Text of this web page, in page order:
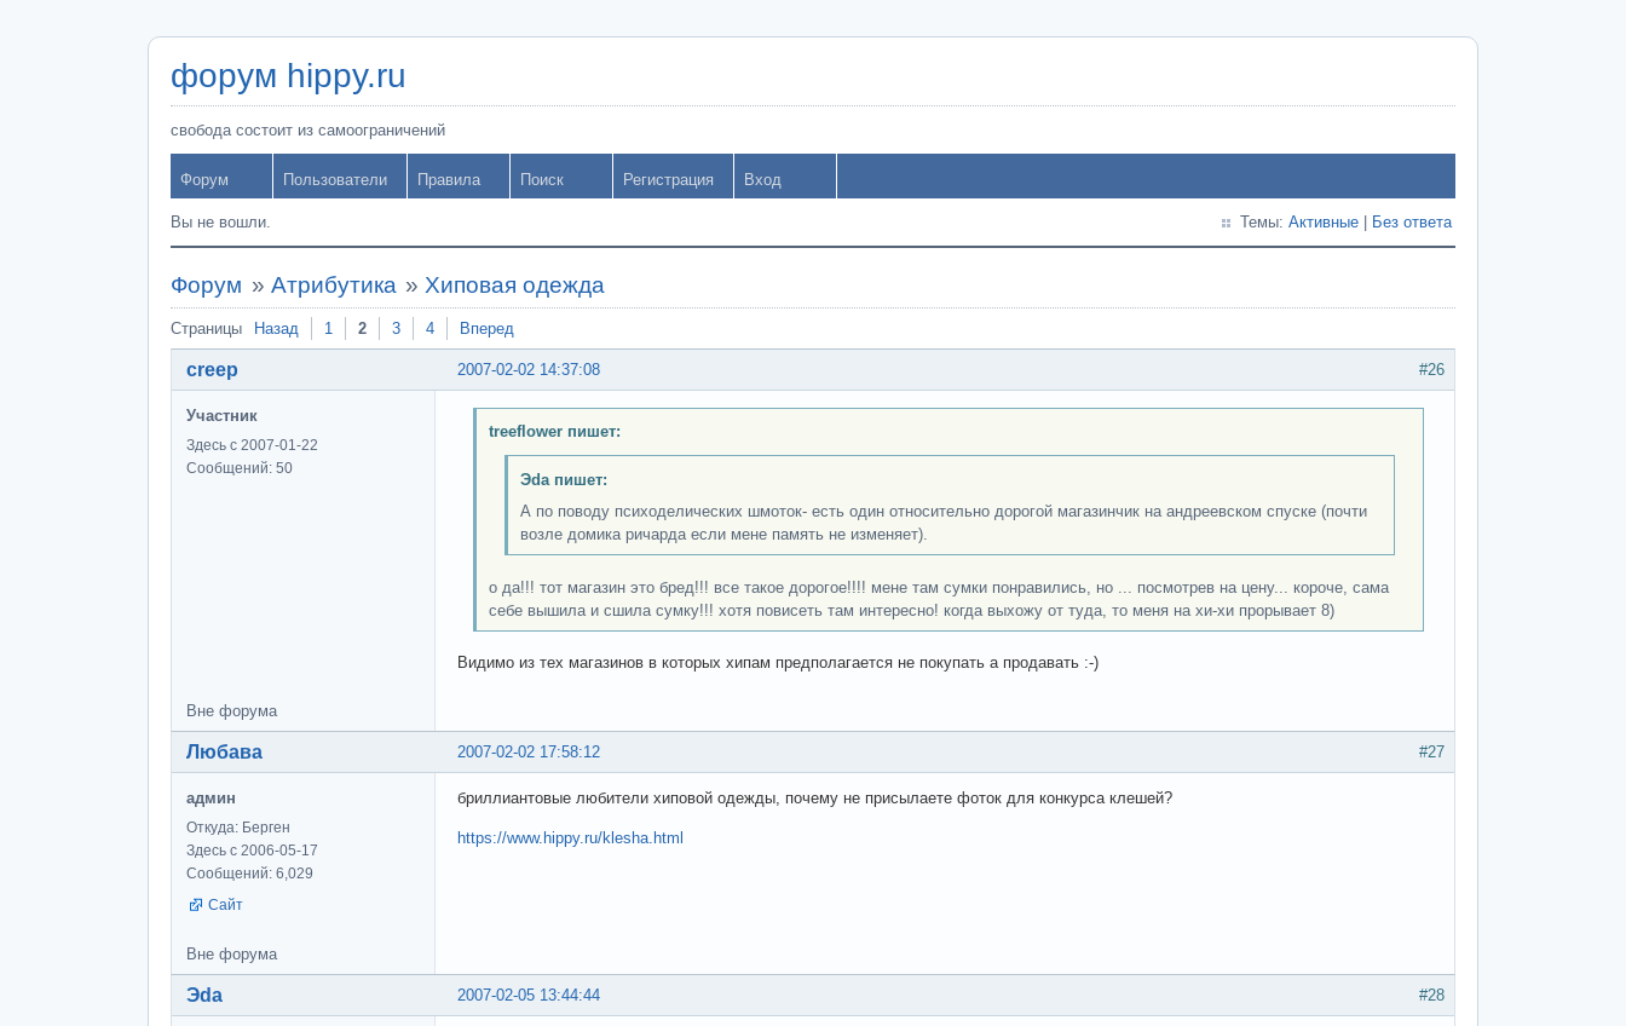
форум hippy.ru
свобода состоит из самоограничений
Форум Пользователи Правила Поиск Регистрация Вход
Вы не вошли. Темы: Активные Без ответа
Форум » Атрибутика » Хиповая одежда
Страницы Назад 1 2 3 4 Вперед
#26
2007-02-02 14:37:08
creep
Участник
Здесь с 2007-01-22
Сообщений: 50
treeflower пишет:
Эda пишет:
А по поводу психоделических шмоток- есть один относительно дорогой магазинчик на андреевском спуске (почти
возле домика ричарда если мене память не изменяет).
о да!!! тот магазин это бред!!! все такое дорогое!!!! мене там сумки понравились, но ... посмотрев на цену... короче, сама
себе вышила и сшила сумку!!! хотя повисеть там интересно! когда выхожу от туда, то меня на хи-хи прорывает 8)
Видимо из тех магазинов в которых хипам предполагается не покупать а продавать :-)
Вне форума
#27
2007-02-02 17:58:12
Любава
админ
Откуда: Берген
Здесь с 2006-05-17
Сообщений: 6,029
Сайт
бриллиантовые любители хиповой одежды, почему не присылаете фоток для конкурса клешей?
https://www.hippy.ru/klesha.html
Вне форума
#28
2007-02-05 13:44:44
Эda